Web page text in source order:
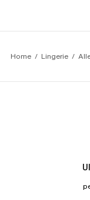
Home Lingerie